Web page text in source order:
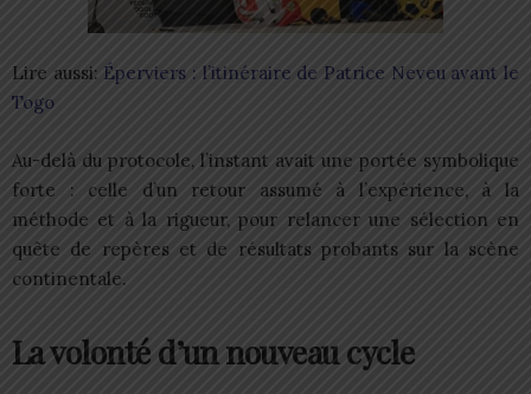
Lire aussi: Éperviers : l’itinéraire de Patrice Neveu avant le
Togo
Au-delà du protocole, l’instant avait une portée symbolique
forte : celle d’un retour assumé à l’expérience, à la
méthode et à la rigueur, pour relancer une sélection en
quête de repères et de résultats probants sur la scène
continentale.
La volonté d’un nouveau cycle